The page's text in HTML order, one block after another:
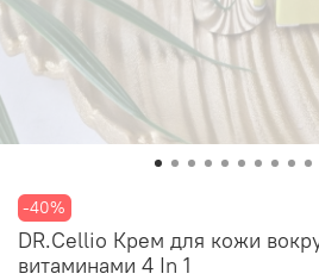
-40%
DR.Cellio Крем для кожи
витаминами 4 In 1